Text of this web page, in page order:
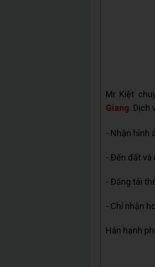
Mr Kiệt
Giang. Dịch
- Nhận hình
- Đến đất và
- Đăng tải
- Chỉ nhận
Hân hạnh